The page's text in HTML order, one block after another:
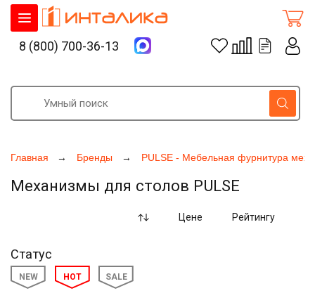
Главная Бренды PULSE - Мебельная фурнитура
Механизмы для столов PULSE
Цене Рейтингу
Статус
NEW HOT SALE
8 (800) 700-36-13